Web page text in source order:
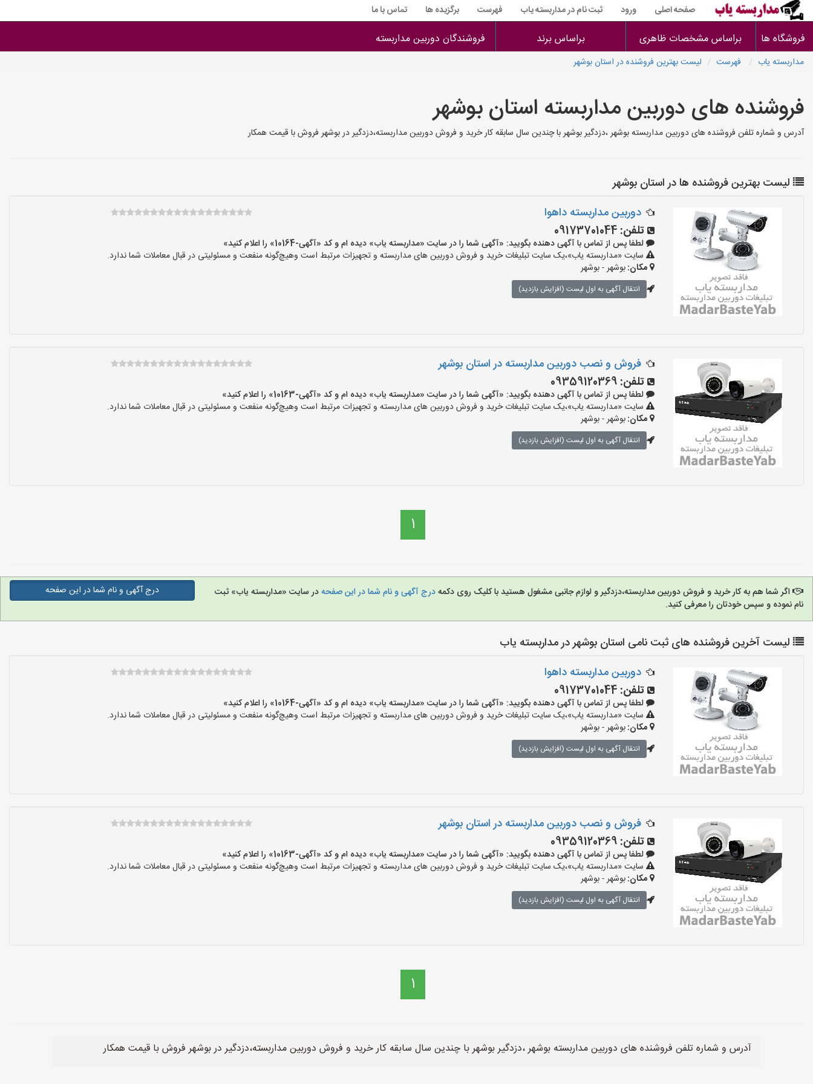
صفحه اصلی ورود ثبت نام در مداربسته یاب فهرست برگزیده ها تماس با ما
فروشگاه ها براساس مشخصات ظاهری براساس برند فروشندگان دوربین مداربسته
مداربسته یاب فهرست لیست بهترین فروشنده در استان بوشهر
فروشنده های دوربین مداربسته استان بوشهر
آدرس و شماره تلفن فروشنده های دوربین مداربسته بوشهر ،دزدگیر بوشهر با چندین سال سابقه کار خرید و فروش دوربین مداربسته،دزدگیر در بوشهر فروش با قیمت همکار
لیست بهترین فروشنده ها در استان بوشهر
دوربین مداربسته داهوا
تلفن: 09173701044
لطفا پس از تماس با آگهی دهنده بگویید: «آگهی شما را در سایت «مداربسته یاب» دیده ام و کد «آگهی-10164» را اعلام کنید»
سایت «مداربسته یاب»،یک سایت تبلیغات خرید و فروش دوربین های مداربسته و تجهیزات مرتبط است وهیچ‌گونه منفعت و مسئولیتی در قبال معاملات شما ندارد.
مکان:بوشهر - بوشهر
انتقال آگهی به اول لیست (افزایش بازدید)
فروش و نصب دوربین مداربسته در استان بوشهر
تلفن: 09359120369
لطفا پس از تماس با آگهی دهنده بگویید: «آگهی شما را در سایت «مداربسته یاب» دیده ام و کد «آگهی-10163» را اعلام کنید»
سایت «مداربسته یاب»،یک سایت تبلیغات خرید و فروش دوربین های مداربسته و تجهیزات مرتبط است وهیچ‌گونه منفعت و مسئولیتی در قبال معاملات شما ندارد.
مکان:بوشهر - بوشهر
انتقال آگهی به اول لیست (افزایش بازدید)
1
اگر شما هم به کار خرید و فروش دوربین مداربسته،دزدگیر و لوازم جانبی مشغول هستید با کلیک روی دکمهدرج آگهی و نام شما در این صفحهدر سایت «مداربسته یاب» ثبت
نام نموده و سپس خودتان را معرفی کنید.
درج آگهی و نام شما در این صفحه
لیست آخرین فروشنده های ثبت نامی استان بوشهر در مداربسته یاب
دوربین مداربسته داهوا
تلفن: 09173701044
لطفا پس از تماس با آگهی دهنده بگویید: «آگهی شما را در سایت «مداربسته یاب» دیده ام و کد «آگهی-10164» را اعلام کنید»
سایت «مداربسته یاب»،یک سایت تبلیغات خرید و فروش دوربین های مداربسته و تجهیزات مرتبط است وهیچ‌گونه منفعت و مسئولیتی در قبال معاملات شما ندارد.
مکان:بوشهر - بوشهر
انتقال آگهی به اول لیست (افزایش بازدید)
فروش و نصب دوربین مداربسته در استان بوشهر
تلفن: 09359120369
لطفا پس از تماس با آگهی دهنده بگویید: «آگهی شما را در سایت «مداربسته یاب» دیده ام و کد «آگهی-10163» را اعلام کنید»
سایت «مداربسته یاب»،یک سایت تبلیغات خرید و فروش دوربین های مداربسته و تجهیزات مرتبط است وهیچ‌گونه منفعت و مسئولیتی در قبال معاملات شما ندارد.
مکان:بوشهر - بوشهر
انتقال آگهی به اول لیست (افزایش بازدید)
1
آدرس و شماره تلفن فروشنده های دوربین مداربسته بوشهر ،دزدگیر بوشهر با چندین سال سابقه کار خرید و فروش دوربین مداربسته،دزدگیر در بوشهر فروش با قیمت همکار